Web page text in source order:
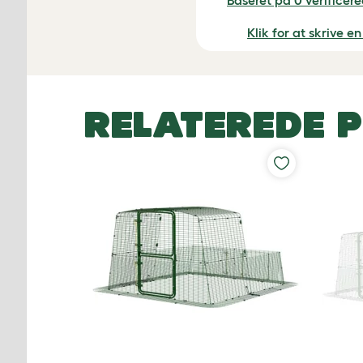
Klik for at skrive
RELATEREDE